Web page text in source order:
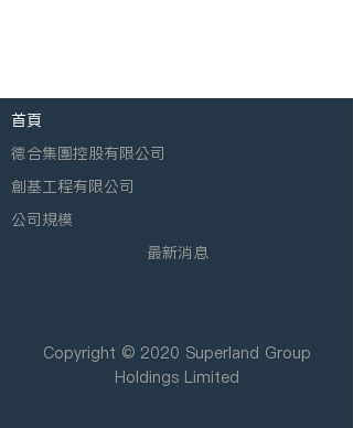
首頁
德合集團控股有限公司
創基工程有限公司
公司規模
最新消息
Copyright © 2020 Superland Group
Holdings Limited